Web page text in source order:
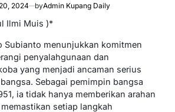
2024 byAdmin Kupang Daily
Ilmi Muis )*
Subianto menunjukkan komitmen
penyalahgunaan dan
yang menjadi ancaman serius
Sebagai pemimpin bangsa
ia tidak hanya memberikan arahan
setiap langkah